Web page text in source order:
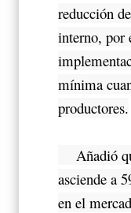
reducción
interno, por
mínima
productores.
Añadió
asciende a
en el